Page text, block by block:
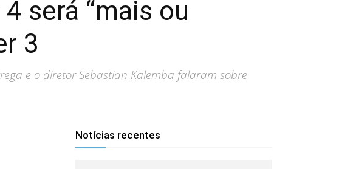
será “mais ou
3
e o diretor Sebastian Kalemba falaram sobre
Notícias recentes